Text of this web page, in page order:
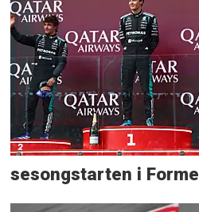
sesongstarten i